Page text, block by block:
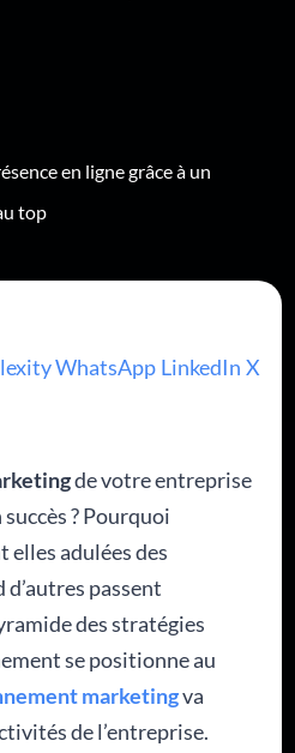
en ligne grâce à un
top
WhatsApp LinkedIn X
de votre entreprise
? Pourquoi
elles adulées des
passent
des stratégies
se positionne au
marketingva
de l’entreprise.